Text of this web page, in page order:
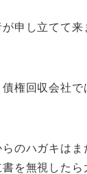
申し立てて来
権回収会社で
のハガキはま
を無視したら